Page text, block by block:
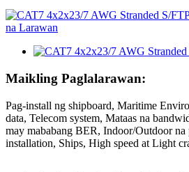
Maikling Paglalarawan:
Pag-install ng shipboard, Maritime
data, Telecom system, Mataas na
may mababang BER, Indoor/Outdoor na
installation, Ships, High speed at Light